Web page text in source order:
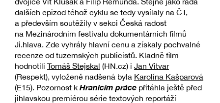
dalších epizod téhož cyklu se tedy vysílaly na ČT,
a především soutěžily v sekci Česká radost
na Mezinárodním festivalu dokumentárních filmů
Ji.hlava. Zde vyhrály hlavní cenu a získaly pochvalné
recenze od tuzemských publicistů. Kladně film
hodnotili Tomáš Stejskal (HN.cz) i Jan Vitvar
(Respekt), vyloženě nadšená byla Karolína Kašparová
(E15). Pozornost k Hranicím práce přitáhla ještě před
jihlavskou premiérou série textových reportáží